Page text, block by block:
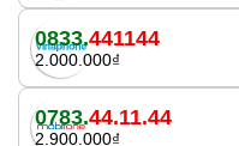
0833.441144
2.000.000₫
0783.44.11.44
2.900.000₫